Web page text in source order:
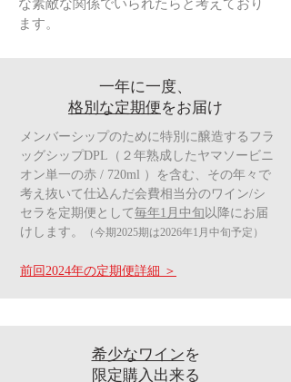
一年に一度、
格別な定期便をお届け
メンバーシップのために特別に醸造するフラ
ッグシップDPL（ ２年熟成したヤマソービニ
オン単一の赤 / 720ml ）を含む、その年々で
考え抜いて仕込んだ会費相当分のワイン/シ
セラを定期便として毎年1月中旬 以降にお届
けします。
（今期2025期は2026年1月中旬予定）
前回2024年の定期便詳細 ＞
希少なワインを
限定購入出来る
ます。